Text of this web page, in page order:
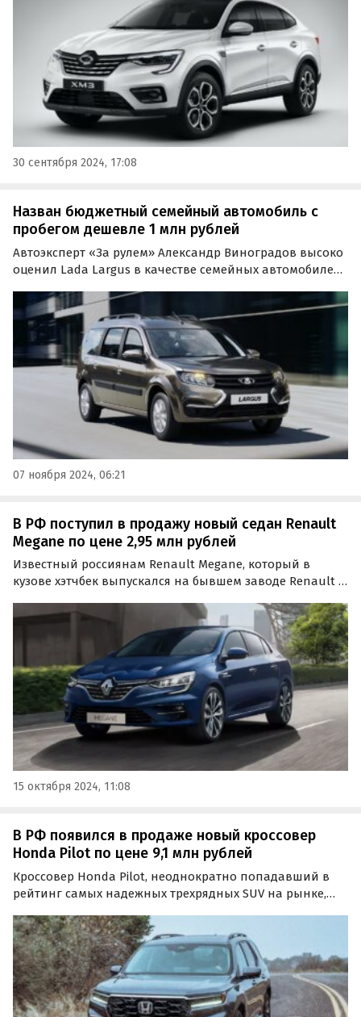
из классифайдов по цене 2 900 000 рублей, сообщили…
30 сентября 2024, 17:08
Назван бюджетный семейный автомобиль с
пробегом дешевле 1 млн рублей
Автоэксперт «За рулем» Александр Виноградов высоко
оценил Lada Largus в качестве семейных автомобилей
Специалист перечислил ряд возможных проблем и дал
советы по их избежанию.
07 ноября 2024, 06:21
В РФ поступил в продажу новый седан Renault
Megane по цене 2,95 млн рублей
Известный россиянам Renault Megane, который в
кузове хэтчбек выпускался на бывшем заводе Renault в
России.
15 октября 2024, 11:08
В РФ появился в продаже новый кроссовер
Honda Pilot по цене 9,1 млн рублей
Кроссовер Honda Pilot, неоднократно попадавший в
рейтинг самых надежных трехрядных SUV на рынке,
года выпуска может привезти под заказ компания из
Владивостока, просящая за него 9 080 423 рубля…